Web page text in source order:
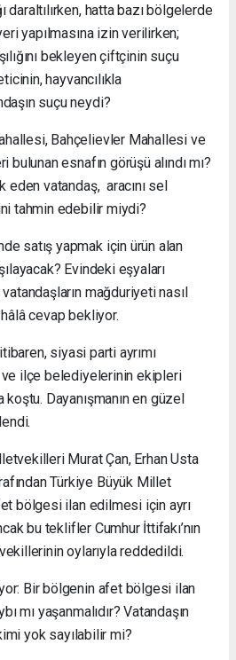
daraltılırken, hatta bazı bölgelerde
yapılmasına izin verilirken;
bekleyen çiftçinin suçu
hayvancılıkla
suçu neydi?
Bahçelievler Mahallesi ve
bulunan esnafın görüşü alındı mı?
eden vatandaş, aracını sel
tahmin edebilir miydi?
satış yapmak için ürün alan
Evindeki eşyaları
mağduriyeti nasıl
cevap bekliyor.
siyasi parti ayrımı
ilçe belediyelerinin ekipleri
koştu. Dayanışmanın en güzel
Murat Çan, Erhan Usta
Türkiye Büyük Millet
bölgesi ilan edilmesi için ayrı
bu teklifler Cumhur İttifakı’nın
oylarıyla reddedildi.
Bir bölgenin afet bölgesi ilan
mı yaşanmalıdır? Vatandaşın
yok sayılabilir mi?